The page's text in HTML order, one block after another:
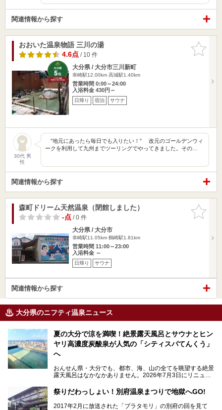
関連情報から探す
お気に入
りに追加
おおいた温泉物語 三川の湯
4.6点/ 10 件
大分県 / 大分市三川新町
幸崎駅12.00km 高城駅1.40km
営業時間 0:00～24:00
入浴料金 430円～
日帰り 宿泊 サウナ
30代 男
性
”地元にあったら毎日でも入りたい！” 改元のゴールデンウィ
ークを利用して九州までツーリングでやってきました。その…
関連情報から探す
お気に入
りに追加
森町ドリーム天然温泉（閉館しました）
-点/ 0 件
大分県 / 大分市
幸崎駅11.05km 鶴崎駅1.81km
営業時間 11:00～23:00
入浴料金 ～
日帰り サウナ
関連情報から探す
大分県のニフティ温泉ニュース
夏の大分で涼を満喫！絶景露天風呂とサウナとヒン
ヤリ高濃度炭酸泉が人気の「シティスパてんくう」
へ
おんせん県・大分でも、都市、海、山の全てを眺望する絶景
露天風呂はなかなかありません。2026年7月3日にリニュー
てんくう(CITY SPA てんくう)」は、なんとJR大分駅直結と
いう利便性の高さ！
祭りだわっしょい！別府温泉まつりで地獄へGO!
2017年2月に放送された「ブラタモリ」の別府の回を見て